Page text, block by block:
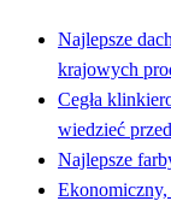
Najlepsze
krajowych
Cegła
wiedzieć
Najlepsze
Ekonomiczny,